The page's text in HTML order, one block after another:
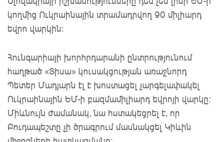
կողմից Ուկրաինային տրամադրվող 90 միլիարդ
եվրո վարկին։
Հունգարիայի խորհրդարանի ընտրությունում
հաղթած «Տիսա» կուսակցության առաջնորդ
Պետեր Մադյարն էլ է խոստացել չարգելափակել
Միևնույն ժամանակ, նա հստակեցրել է, որ
Բուդապեշտը չի ծրագրում մասնակցել Կիևին